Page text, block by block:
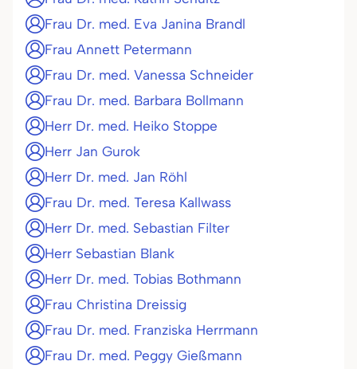
Frau Dr. med. Eva Janina Brandl
Frau Annett Petermann
Frau Dr. med. Vanessa Schneider
Frau Dr. med. Barbara Bollmann
Herr Dr. med. Heiko Stoppe
Herr Jan Gurok
Herr Dr. med. Jan Röhl
Frau Dr. med. Teresa Kallwass
Herr Dr. med. Sebastian Filter
Herr Sebastian Blank
Herr Dr. med. Tobias Bothmann
Frau Christina Dreissig
Frau Dr. med. Franziska Herrmann
Frau Dr. med. Peggy Gießmann